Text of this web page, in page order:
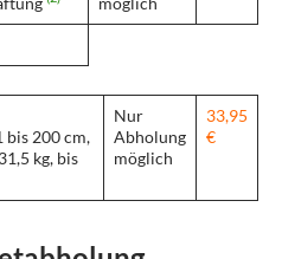
bis 200 cm,
kg, bis
Nur
Abholung
möglich
33,95
€